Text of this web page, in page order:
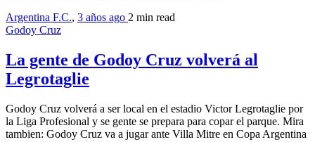
Argentina F.C., 3 años ago 2 min read
Godoy Cruz
La gente de Godoy Cruz volverá al
Legrotaglie
Godoy Cruz volverá a ser local en el estadio Victor Legrotaglie por
la Liga Profesional y se gente se prepara para copar el parque. Mira
tambien: Godoy Cruz va a jugar ante Villa Mitre en Copa Argentina